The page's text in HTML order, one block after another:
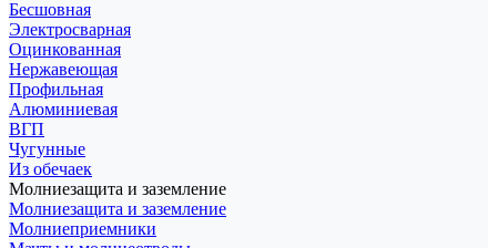
Бесшовная
Электросварная
Оцинкованная
Нержавеющая
Профильная
Алюминиевая
ВГП
Чугунные
Из обечаек
Молниезащита и заземление
Молниезащита и заземление
Молниеприемники